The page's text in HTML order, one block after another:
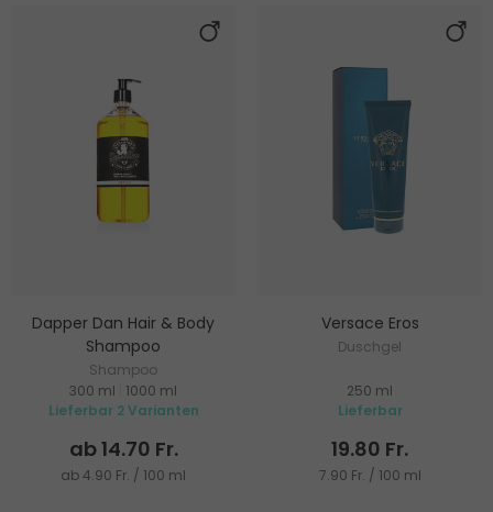
Dapper Dan Hair & Body
Shampoo
Shampoo
300 ml
1000 ml
Lieferbar 2 Varianten
ab 14.70 Fr.
ab 4.90 Fr. / 100 ml
Versace Eros
Duschgel
250 ml
Lieferbar
19.80 Fr.
7.90 Fr. / 100 ml